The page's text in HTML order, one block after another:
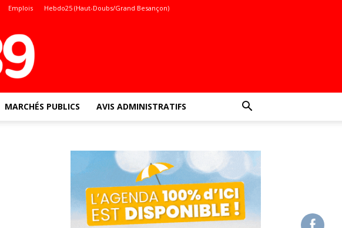
Emplois Hebdo25 (Haut-Doubs/Grand Besançon)
MARCHÉS PUBLICS AVIS ADMINISTRATIFS